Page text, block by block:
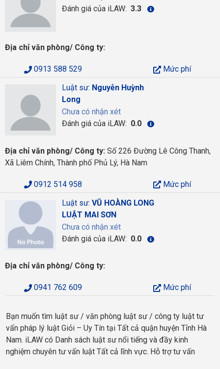
Đánh giá của iLAW: 3.3
Địa chỉ văn phòng/ Công ty:
0913 588 529
Mức phí
Luật sư: Nguyễn Huỳnh
Long
Chưa có nhận xét
Đánh giá của iLAW: 0.0
Địa chỉ văn phòng/ Công ty: Số 226 Đường Lê Công Thanh,
Xã Liêm Chính, Thành phố Phủ Lý, Hà Nam
0912 514 958
Mức phí
Luật sư: VŨ HOÀNG LONG
LUẬT MAI SƠN
Chưa có nhận xét
Đánh giá của iLAW: 0.0
Địa chỉ văn phòng/ Công ty:
0941 762 609 Mức phí
Bạn muốn tìm luật sư / văn phòng luật sư / công ty luật tư
vấn pháp lý luật Giỏi – Uy Tín tại Tất cả quận huyện Tỉnh Hà
Nam. iLAW có Danh sách luật sư nổi tiếng và đầy kinh
nghiệm chuyên tư vấn luật Tất cả lĩnh vực. Hỗ trợ tư vấn